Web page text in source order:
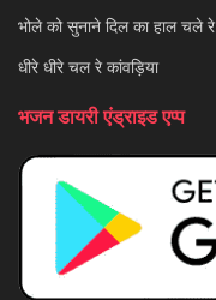
भोले को सुनाने दिल का हाल चले रे
धीरे धीरे चल रे कांवड़िया
भजन डायरी एंड्राइड एप्प